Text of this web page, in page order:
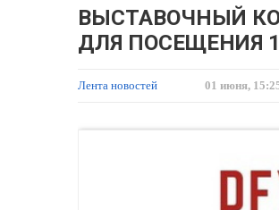
ВЫСТАВОЧНЫЙ
ДЛЯ ПОСЕЩЕНИЯ
Лента новостей 01 июня,